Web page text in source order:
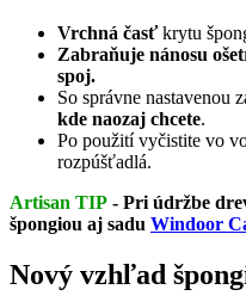
Vrchná časťkrytu
Zabraňuje nánosu
spoj.
So správne nastavenou
kde naozaj chcete.
Po použití vyčistite vo
rozpúšťadlá.
Artisan TIP - Pri údržbe
špongiou aj sadu Windoor
Nový vzhľad